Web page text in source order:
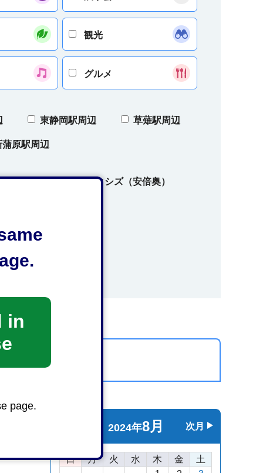
in
page.
観光
グルメ
東静岡駅周辺 草薙駅周辺
蒲原駅周辺
奥大井） オクシズ（安倍奥）
カレンダーを表示
2024年8月 次月
日 月 火 水 木 金
土